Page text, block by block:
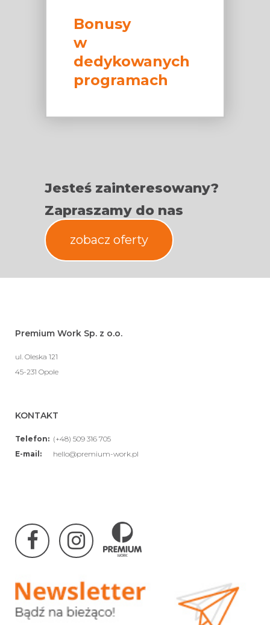
Bonusy
w
dedykowanych
programach
Jesteś zainteresowany?
Zapraszamy do nas
zobacz oferty
Premium Work Sp. z o.o.
ul. Oleska 121
45-231 Opole
KONTAKT
Telefon: (+48) 509 316 705
E-mail:
hello@premium-work.pl